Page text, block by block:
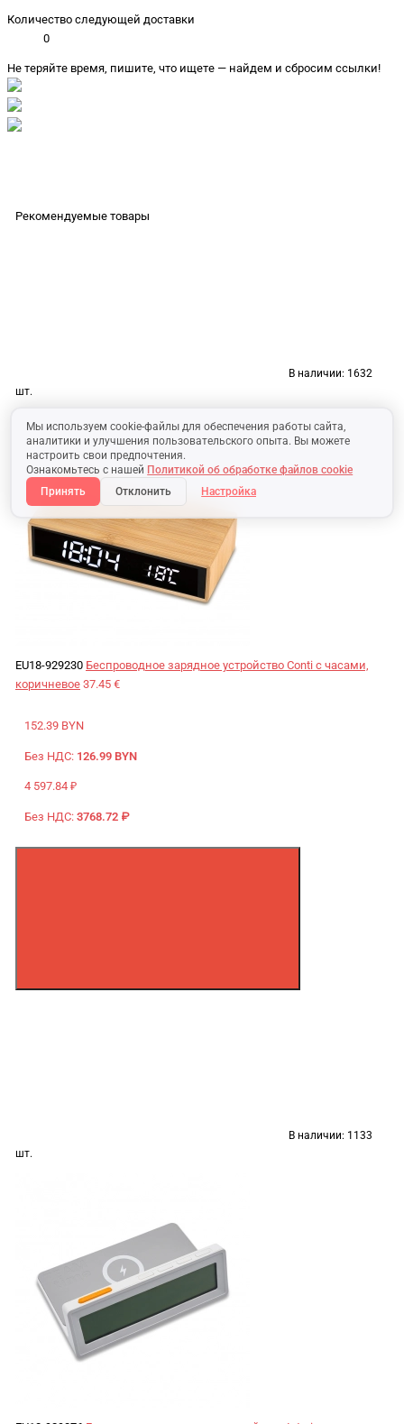
Мы используем cookie-файлы для обеспечения работы сайта,
аналитики и улучшения пользовательского опыта. Вы можете
настроить свои предпочтения.
Ознакомьтесь с нашей Политикой об обработке файлов cookie
Принять
Отклонить Настройка
Количество следующей доставки
0
Не теряйте время, пишите, что ищете — найдем и сбросим ссылки!
Рекомендуемые товары
В наличии: 1632
шт.
EU18-929230 Беспроводное зарядное устройство Conti с часами,
коричневое 37.45 €
152.39 BYN
Без НДС: 126.99 BYN
4 597.84 ₽
Без НДС: 3768.72 ₽
В наличии: 1133
шт.